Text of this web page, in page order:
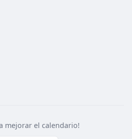
mejorar el calendario!